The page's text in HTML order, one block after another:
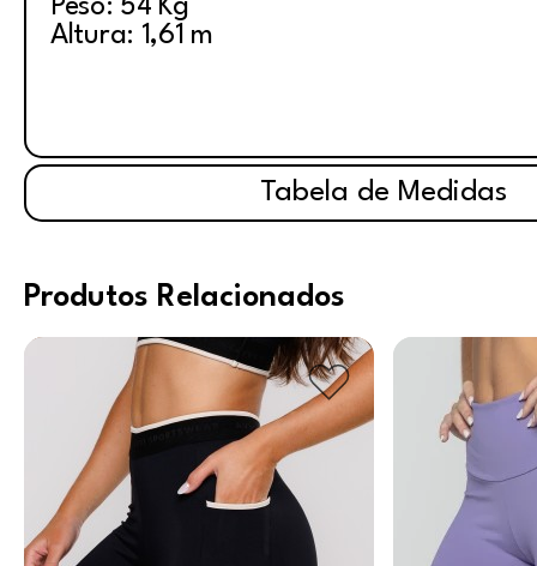
Peso: 54 Kg
Altura: 1,61 m
Tabela de Medidas
Produtos Relacionados